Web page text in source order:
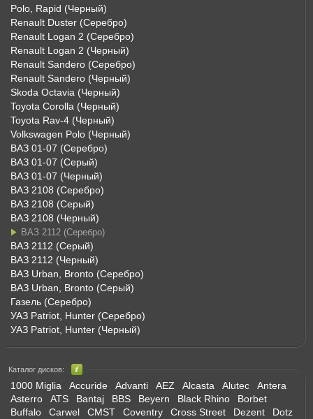
Polo, Rapid (Черный)
Renault Duster (Серебро)
Renault Logan 2 (Серебро)
Renault Logan 2 (Черный)
Renault Sandero (Серебро)
Renault Sandero (Черный)
Skoda Octavia (Черный)
Toyota Corolla (Черный)
Toyota Rav-4 (Черный)
Volkswagen Polo (Черный)
ВАЗ 01-07 (Серебро)
ВАЗ 01-07 (Серый)
ВАЗ 01-07 (Черный)
ВАЗ 2108 (Серебро)
ВАЗ 2108 (Серый)
ВАЗ 2108 (Черный)
ВАЗ 2112 (Серебро)
ВАЗ 2112 (Серый)
ВАЗ 2112 (Черный)
ВАЗ Urban, Bronto (Серебро)
ВАЗ Urban, Bronto (Серый)
Газель (Серебро)
УАЗ Patriot, Hunter (Серебро)
УАЗ Patriot, Hunter (Черный)
Каталог дисков:
1000 Miglia Accuride Advanti AEZ Alcasta Alutec
Antera
Asterro
ATS Bantaj BBS Beyern Black Rhino
Borbet
Buffalo
Carwel CMST Coventry Cross Street Dezent
Dotz